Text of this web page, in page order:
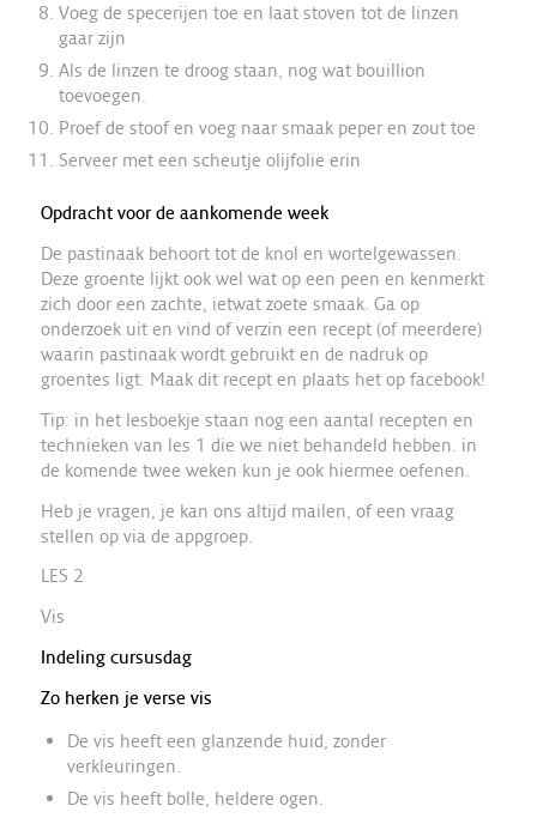
Voeg de specerijen toe en laat stoven tot de linzen
gaar zijn
Als de linzen te droog staan, nog wat bouillion
toevoegen.
Proef de stoof en voeg naar smaak peper en zout toe
Serveer met een scheutje olijfolie erin
Opdracht voor de aankomende week
De pastinaak behoort tot de knol en wortelgewassen.
Deze groente lijkt ook wel wat op een peen en kenmerkt
zich door een zachte, ietwat zoete smaak. Ga op
onderzoek uit en vind of verzin een recept (of meerdere)
waarin pastinaak wordt gebruikt en de nadruk op
groentes ligt. Maak dit recept en plaats het op facebook!
Tip: in het lesboekje staan nog een aantal recepten en
technieken van les 1 die we niet behandeld hebben. in
de komende twee weken kun je ook hiermee oefenen.
Heb je vragen, je kan ons altijd mailen, of een vraag
stellen op via de appgroep.
LES 2
Vis
Indeling cursusdag
Zo herken je verse vis
De vis heeft een glanzende huid, zonder
verkleuringen.
De vis heeft bolle, heldere ogen.